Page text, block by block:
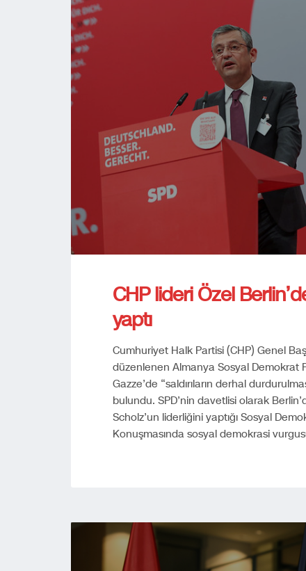
CHP lideri Özel
yaptı
Cumhuriyet Halk Partisi (CHP) Genel
düzenlenen Almanya Sosyal Demokrat
Gazze’de “saldırıların derhal
bulundu. SPD’nin davetlisi olarak
Scholz’un liderliğini yaptığı Sosyal
Konuşmasında sosyal demokrasi